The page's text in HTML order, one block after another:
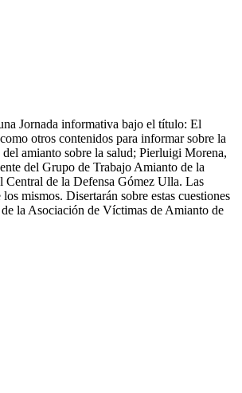
Jornada informativa bajo el título: El
otros contenidos para informar sobre la
amianto sobre la salud; Pierluigi Morena,
del Grupo de Trabajo Amianto de la
Central de la Defensa Gómez Ulla. Las
mismos. Disertarán sobre estas cuestiones
la Asociación de Víctimas de Amianto de